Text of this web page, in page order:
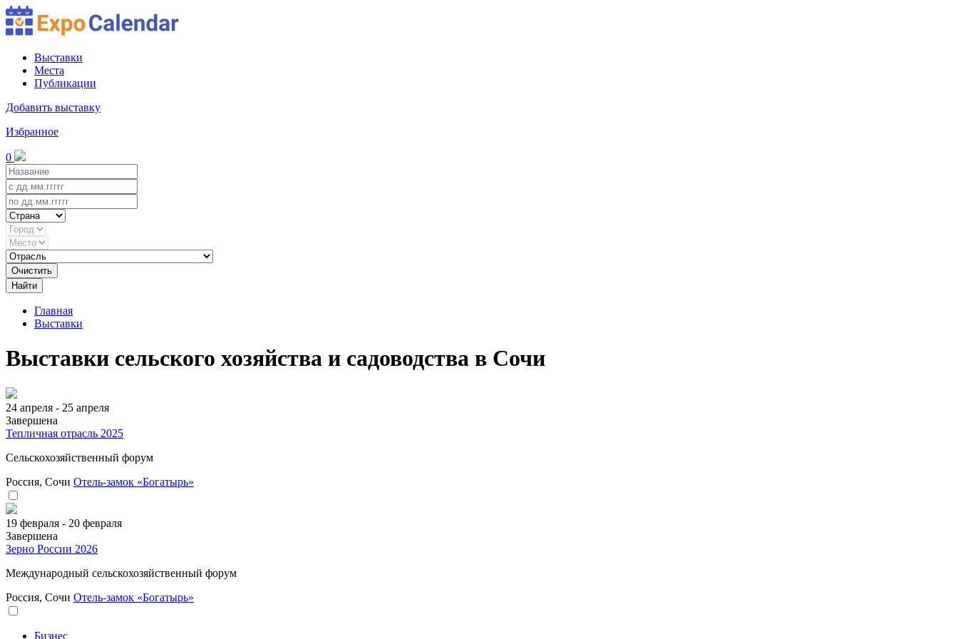
Выставки
Места
Публикации
Добавить выставку
Избранное
0
Очистить
Найти
Главная
Выставки
Выставки сельского хозяйства и садоводства в Сочи
24 апреля - 25 апреля
Завершена
Тепличная отрасль 2025
Сельскохозяйственный форум
Россия, Сочи Отель-замок «Богатырь»
19 февраля - 20 февраля
Завершена
Зерно России 2026
Международный сельскохозяйственный форум
Россия, Сочи Отель-замок «Богатырь»
Бизнес